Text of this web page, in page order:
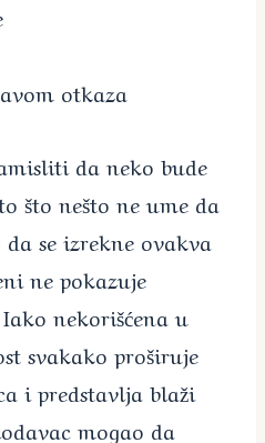
otkaza
da neko bude
što nešto ne ume da
se izrekne ovakva
ne pokazuje
nekorišćena u
svakako proširuje
i predstavlja blaži
mogao da